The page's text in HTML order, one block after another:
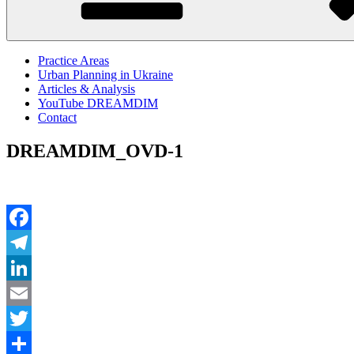
Practice Areas
Urban Planning in Ukraine
Articles & Analysis
YouTube DREAMDIM
Contact
DREAMDIM_OVD-1
Facebook
Telegram
LinkedIn
Email
Twitter